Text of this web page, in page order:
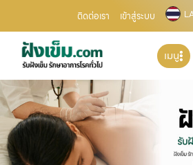
ติดต่อเรา เข้าสู่ระบบ
เมนู